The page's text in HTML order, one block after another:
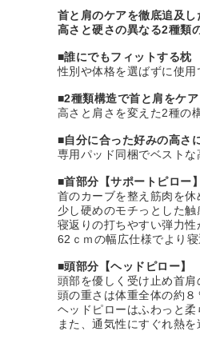
首と肩のケアを徹底追及し
高さと硬さの異なる2種類
■誰にでもフィットする枕
性別や体格を選ばずに使用
■2種類構造で首と肩をケア
高さと肩さを変えた2種の
■自分に合った好みの高さ
専用パッド同梱でベストな
■首部分【サポートピロー】
首のカーブを整え筋肉を休
少し硬めのモチっとした
寝返りの打ちやすい弾力
62ｃｍの幅広仕様でより
■頭部分【ヘッドピロー】
頭部を優しく受け止め首肩
頭の重さは体重全体の約
ヘッドピローはふわっと
また、通気性にすぐれ熱を